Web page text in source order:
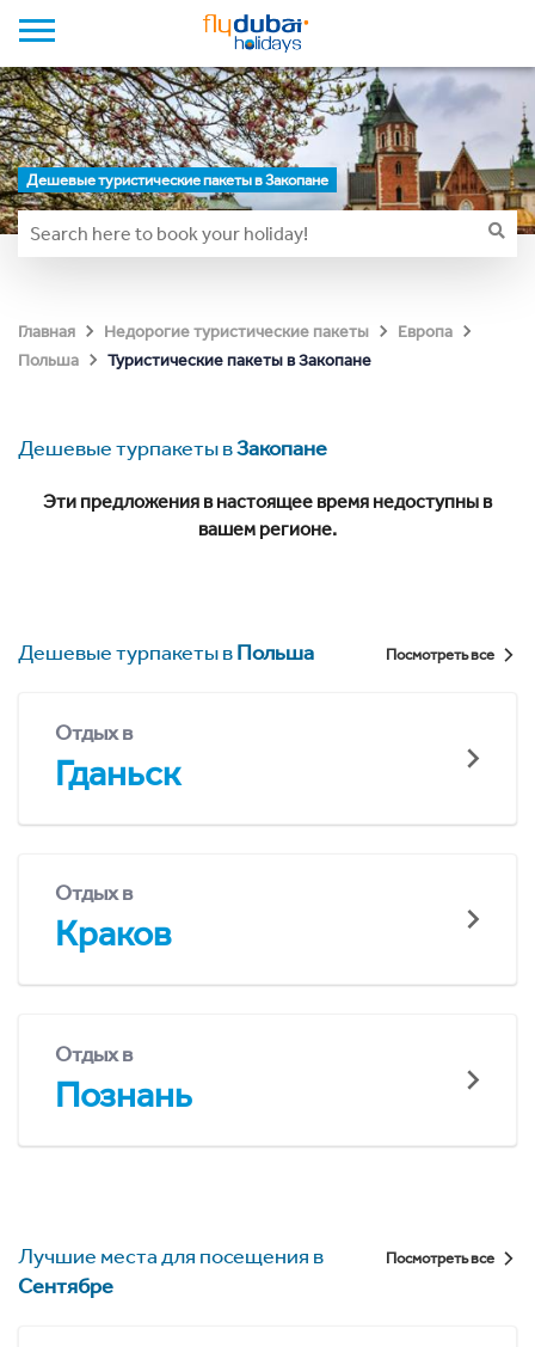
Дешевые туристические пакеты в Закопане
Главная Недорогие туристические пакеты
Европа
Польша
Туристические пакеты в Закопане
Дешевые турпакеты вЗакопане
Эти предложения в настоящее время недоступны в
вашем регионе.
Дешевые турпакеты вПольша Посмотреть все
Отдых в
Гданьск
Отдых в
Краков
Отдых в
Познань
Лучшие места для посещения в
Сентябре
Посмотреть все